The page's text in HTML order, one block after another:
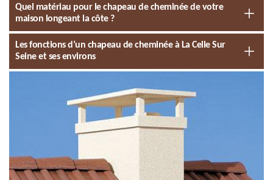
Quel matériau pour le chapeau de cheminée de votre
maison longeant la côte ?
Les fonctions d’un chapeau de cheminée à La Celle Sur
Seine et ses environs